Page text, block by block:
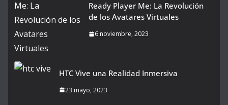
Ready Player Me: La Revolución
de los Avatares Virtuales
6 noviembre, 2023
HTC Vive una Realidad Inmersiva
23 mayo, 2023